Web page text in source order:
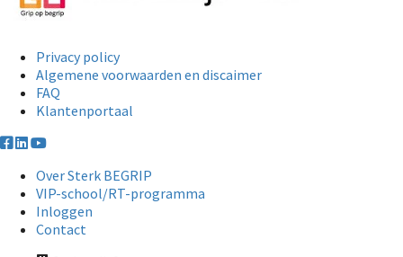
Privacy policy
Algemene voorwaarden en discaimer
FAQ
Klantenportaal
Over Sterk BEGRIP
VIP-school/RT-programma
Inloggen
Contact